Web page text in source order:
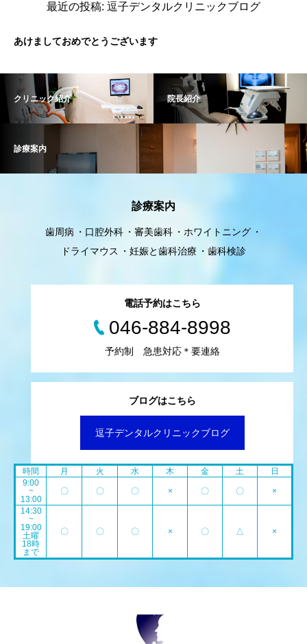
最近の投稿: 逗子デンタルクリニックブログ
あけましておめでとうございます
クリニック紹介 院長紹介
診療案内
診療案内
歯周病 口腔外科 審美歯科
ホワイトニング
ドライマウス
妊娠と歯科治療 歯科検診
ブログはこちら
逗子デンタルクリニックブログ
電話予約はこちら
046-884-8998
予約制 急患対応＊要連絡
時間 月 火 水 木 金 土
日
9:00
~
13:00
〇 〇 〇 × 〇 〇 ×
14:30
~
19:00
土曜
18時
まで
〇 〇 〇 × 〇 △ ×